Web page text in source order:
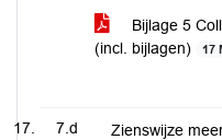
Bijlage 5
(incl. bijlagen)
17
7.d
Zienswijze